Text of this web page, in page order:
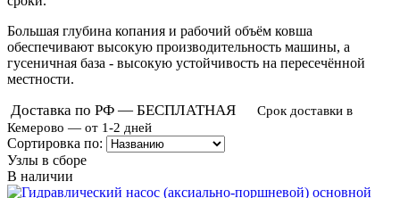
Большая глубина копания и рабочий объём ковша
обеспечивают высокую производительность машины, а
гусеничная база - высокую устойчивость на пересечённой
местности.
Доставка по РФ — БЕСПЛАТНАЯ
Срок доставки в
Кемерово — от 1-2 дней
Сортировка по:
Узлы в сборе
В наличии